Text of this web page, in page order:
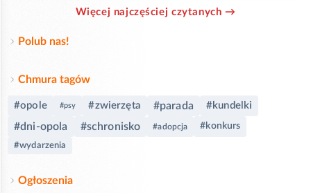
Więcej najczęściej czytanych →
Polub nas!
Chmura tagów
#opole #psy #zwierzęta #parada #kundelki
#dni-opola #schronisko #adopcja #konkurs
#wydarzenia
Ogłoszenia